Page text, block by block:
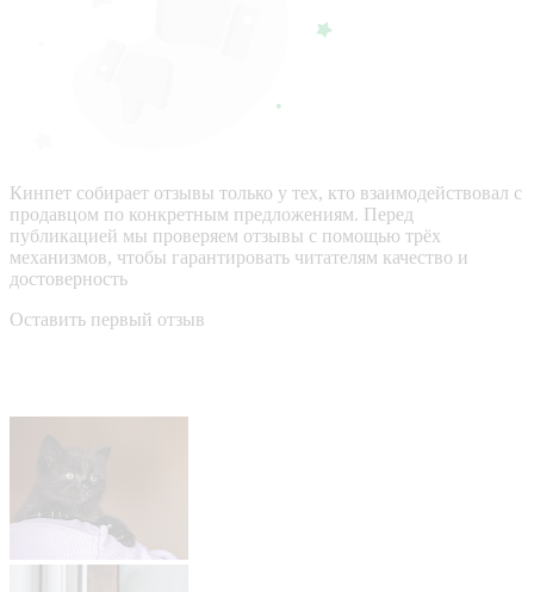
Кинпет собирает отзывы только у тех, кто взаимодействовал с
продавцом по конкретным предложениям. Перед
публикацией мы проверяем отзывы с помощью трёх
механизмов, чтобы гарантировать читателям качество и
достоверность
Оставить первый отзыв